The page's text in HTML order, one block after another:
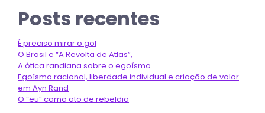
Posts recentes
É preciso mirar o gol
O Brasil e “A Revolta de Atlas”,
A ótica randiana sobre o egoísmo
Egoísmo racional, liberdade individual e criação de valor
em Ayn Rand
O “eu” como ato de rebeldia